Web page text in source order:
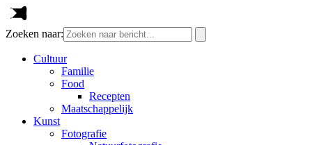
Zoeken naar:
Cultuur
Familie
Food
Recepten
Maatschappelijk
Kunst
Fotografie